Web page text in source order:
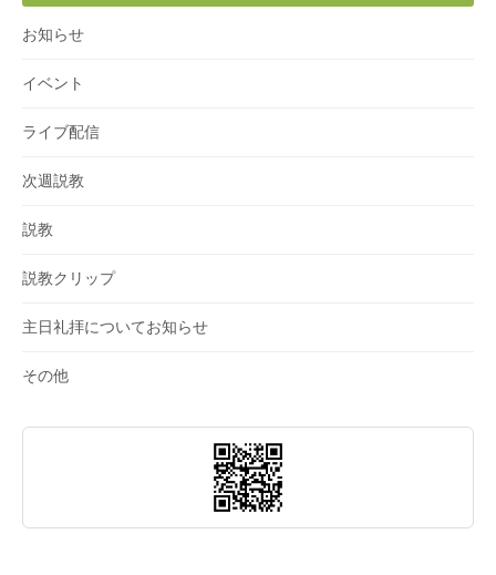
お知らせ
イベント
ライブ配信
次週説教
説教
説教クリップ
主日礼拝についてお知らせ
その他